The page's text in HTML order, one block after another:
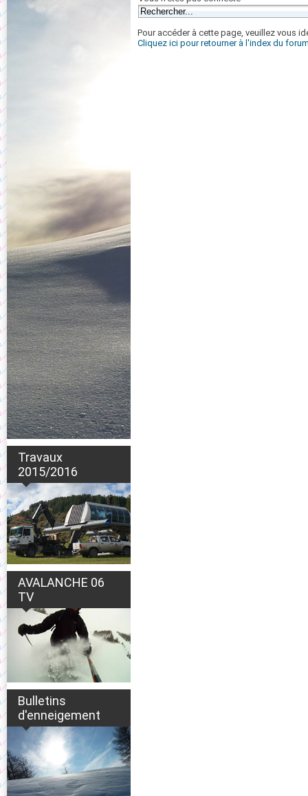
Travaux
2015/2016
AVALANCHE 06
TV
Bulletins
d'enneigement
Pour accéder à cette page, veuillez vous
Cliquez ici pour retourner à l'index du